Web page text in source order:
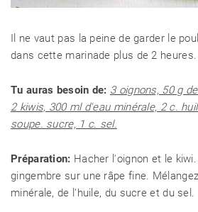
Il ne vaut pas la peine de garder le
dans cette marinade plus de 2 heures.
Tu auras besoin de: 3 oignons, 50 g
2 kiwis, 300 ml d'eau minérale, 2 c.
soupe. sucre, 1 c. sel.
Préparation: Hacher l'oignon et le
gingembre sur une râpe fine.
minérale, de l'huile, du sucre et du sel.